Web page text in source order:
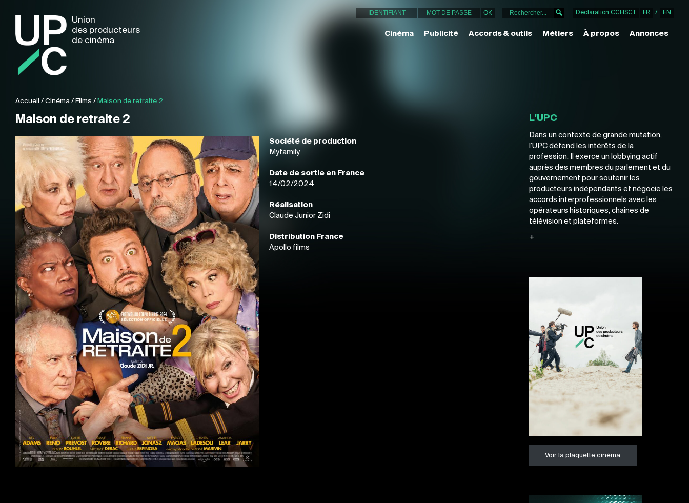
Union
des producteurs
de cinéma
Déclaration CCHSCT FR / EN
Cinéma Publicité Accords & outils Métiers À propos Annonces
Accueil / Cinéma / Films / Maison de retraite 2
Maison de retraite 2
Société de production
Myfamily
Date de sortie en France
14/02/2024
Réalisation
Claude Junior Zidi
Distribution France
Apollo films
L'UPC
Dans un contexte de grande mutation,
l’UPC défend les intérêts de la
profession. Il exerce un lobbying actif
auprès des membres du parlement et du
gouvernement pour soutenir les
producteurs indépendants et négocie les
accords interprofessionnels avec les
opérateurs historiques, chaînes de
télévision et plateformes.
+
Voir la plaquette cinéma